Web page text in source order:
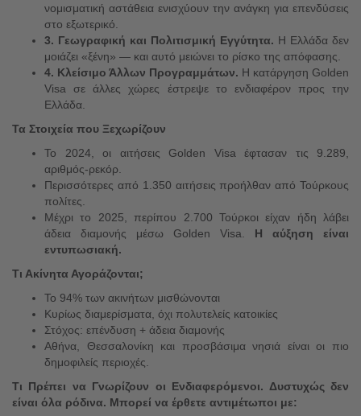
νομισματική αστάθεια ενισχύουν την ανάγκη για επενδύσεις
στο εξωτερικό.
3. Γεωγραφική και Πολιτισμική Εγγύτητα. Η Ελλάδα δεν
μοιάζει «ξένη» — και αυτό μειώνει το ρίσκο της απόφασης.
4. Κλείσιμο Άλλων Προγραμμάτων. Η κατάργηση Golden
Visa σε άλλες χώρες έστρεψε το ενδιαφέρον προς την
Ελλάδα.
Τα Στοιχεία που Ξεχωρίζουν
Το 2024, οι αιτήσεις Golden Visa έφτασαν τις 9.289,
αριθμός-ρεκόρ.
Περισσότερες από 1.350 αιτήσεις προήλθαν από Τούρκους
πολίτες.
Μέχρι το 2025, περίπου 2.700 Τούρκοι είχαν ήδη λάβει
άδεια διαμονής μέσω Golden Visa. Η αύξηση είναι
εντυπωσιακή.
Τι Ακίνητα Αγοράζονται;
Το 94% των ακινήτων μισθώνονται
Κυρίως διαμερίσματα, όχι πολυτελείς κατοικίες
Στόχος: επένδυση + άδεια διαμονής
Αθήνα, Θεσσαλονίκη και προσβάσιμα νησιά είναι οι πιο
δημοφιλείς περιοχές.
Τι Πρέπει να Γνωρίζουν οι Ενδιαφερόμενοι. Δυστυχώς δεν
είναι όλα ρόδινα. Μπορεί να έρθετε αντιμέτωποι με: